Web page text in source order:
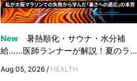
New
暑熱順化・サウナ・水分補
給……医師ランナーが解説！夏のラ...
Aug 05, 2026 / HEALTH